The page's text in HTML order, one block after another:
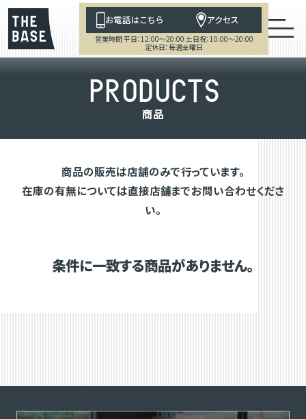
お電話はこちら アクセス
営業時間 平日：12:00～20:00 土日祝：10:00～20:00
定休日：毎週金曜日
PRODUCTS
商品
商品の販売は店舗のみで行っています。
在庫の有無については直接店舗までお問い合わせくださ
い。
条件に一致する商品がありません。